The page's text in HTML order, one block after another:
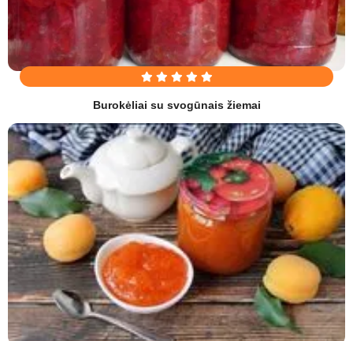
Burokėliai su svogūnais žiemai